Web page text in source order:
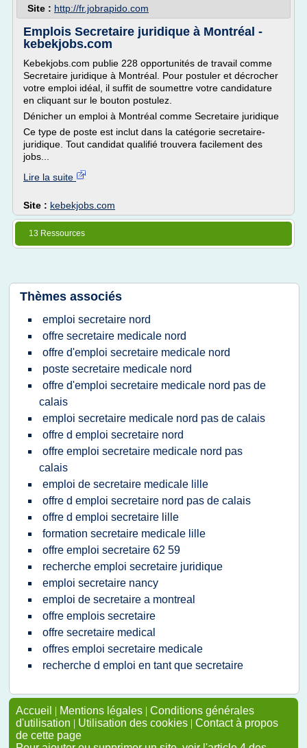
Site : http://fr.jobrapido.com
Emplois Secretaire juridique à Montréal -
kebekjobs.com
Kebekjobs.com publie 228 opportunités de travail comme
Secretaire juridique à Montréal. Pour postuler et décrocher
votre emploi idéal, il suffit de soumettre votre candidature
en cliquant sur le bouton postulez.
Dénicher un emploi à Montréal comme Secretaire juridique
Ce type de poste est inclut dans la catégorie secretaire-
juridique. Tout candidat qualifié trouvera facilement des
jobs...
Lire la suite
Site : kebekjobs.com
13 Ressources
Thèmes associés
emploi secretaire nord
offre secretaire medicale nord
offre d'emploi secretaire medicale nord
poste secretaire medicale nord
offre d'emploi secretaire medicale nord pas de
calais
emploi secretaire medicale nord pas de calais
offre d emploi secretaire nord
offre emploi secretaire medicale nord pas
calais
emploi de secretaire medicale lille
offre d emploi secretaire nord pas de calais
offre d emploi secretaire lille
formation secretaire medicale lille
offre emploi secretaire 62 59
recherche emploi secretaire juridique
emploi secretaire nancy
emploi de secretaire a montreal
offre emplois secretaire
offre secretaire medical
offres emploi secretaire medicale
recherche d emploi en tant que secretaire
Accueil | Mentions légales | Conditions générales
d'utilisation | Utilisation des cookies | Contact à propos
de cette page